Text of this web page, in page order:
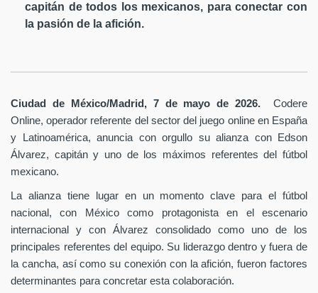
capitán de todos los mexicanos, para conectar con
la pasión de la afición.
Ciudad de México/Madrid, 7 de mayo de 2026. Codere
Online, operador referente del sector del juego online en España
y Latinoamérica, anuncia con orgullo su alianza con Edson
Álvarez, capitán y uno de los máximos referentes del fútbol
mexicano.
La alianza tiene lugar en un momento clave para el fútbol
nacional, con México como protagonista en el escenario
internacional y con Álvarez consolidado como uno de los
principales referentes del equipo. Su liderazgo dentro y fuera de
la cancha, así como su conexión con la afición, fueron factores
determinantes para concretar esta colaboración.